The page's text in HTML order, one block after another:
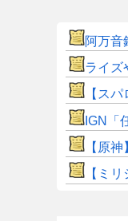
阿万音
ライズ
【スパ
IGN「
【原神
【ミリ